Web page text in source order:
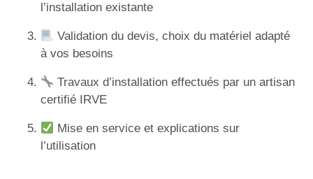
l’installation existante
Validation du devis, choix du matériel adapté
à vos besoins
Travaux d’installation effectués par un artisan
certifié IRVE
Mise en service et explications sur
l’utilisation